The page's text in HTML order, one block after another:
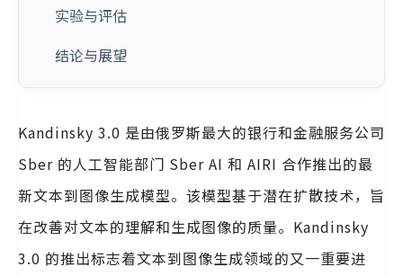
实验与评估
结论与展望
Kandinsky 3.0 是由俄罗斯最大的银行和金融服务公司
Sber 的人工智能部门 Sber AI 和 AIRI 合作推出的最
新文本到图像生成模型。该模型基于潜在扩散技术，旨
在改善对文本的理解和生成图像的质量。Kandinsky
3.0 的推出标志着文本到图像生成领域的又一重要进